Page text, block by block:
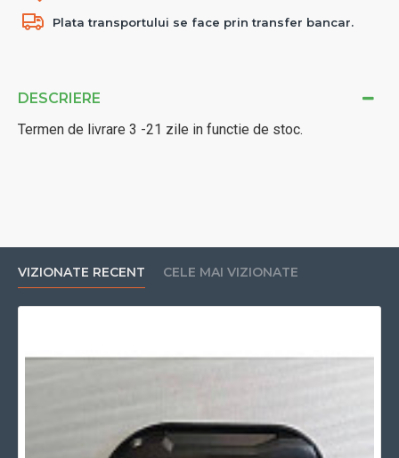
DESCRIERE
Termen de livrare 3 -21 zile in functie de stoc.
Plata transportului se face prin transfer bancar.
VIZIONATE RECENT CELE MAI VIZIONATE